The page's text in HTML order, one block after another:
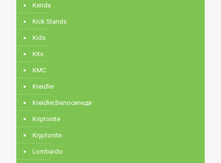
Kenda
Kick Stands
Kids
Kits
KMC
Kreidler
Kreidler,Велосипеди
Kriptonite
Kryptonite
Lombardo